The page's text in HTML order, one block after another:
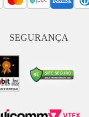
SEGURANÇA